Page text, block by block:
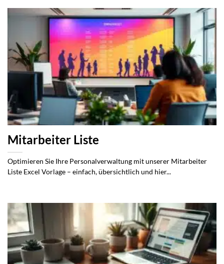
Mitarbeiter Liste
Optimieren Sie Ihre Personalverwaltung mit unserer Mitarbeiter
Liste Excel Vorlage – einfach, übersichtlich und hier...